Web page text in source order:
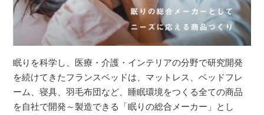
眠りを科学し、医療・介護・インテリアの分野で研究開発
を続けてきたフランスベッドは、マットレス、ベッドフレ
ーム、寝具、羽毛布団など、睡眠環境をつくる全ての商品
を自社で開発～製造できる「眠りの総合メーカー」とし